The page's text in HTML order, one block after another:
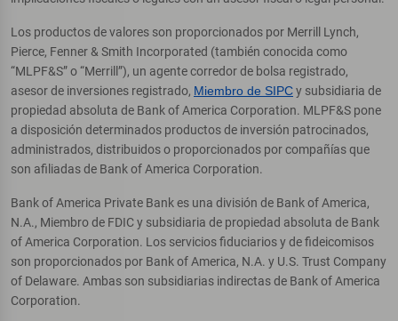
Los productos de valores son proporcionados por Merrill Lynch,
Pierce, Fenner & Smith Incorporated (también conocida como
“MLPF&S” o “Merrill”), un agente corredor de bolsa registrado,
asesor de inversiones registrado, Miembro de SIPCy subsidiaria de
propiedad absoluta de Bank of America Corporation. MLPF&S pone
a disposición determinados productos de inversión patrocinados,
administrados, distribuidos o proporcionados por compañías que
son afiliadas de Bank of America Corporation.
Bank of America Private Bank es una división de Bank of America,
N.A., Miembro de FDIC y subsidiaria de propiedad absoluta de Bank
of America Corporation. Los servicios fiduciarios y de fideicomisos
son proporcionados por Bank of America, N.A. y U.S. Trust Company
of Delaware. Ambas son subsidiarias indirectas de Bank of America
Corporation.